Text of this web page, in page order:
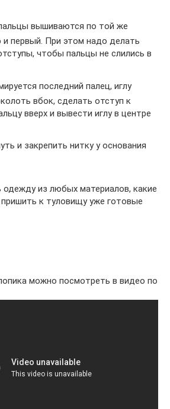
вышиваются по той же
и первый. При этом надо делать
чтобы пальцы не слились в
последний палец, иглу
вбок, сделать отступ к
вверх и вывести иглу в центре
и закрепить нитку у основания
из любых материалов, какие
к туловищу уже готовые
можно посмотреть в видео по